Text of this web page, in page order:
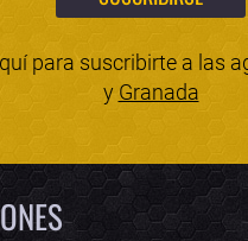
para suscribirte a las
y Granada